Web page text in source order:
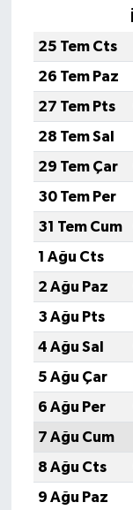
25 Tem Cts
26 Tem Paz
27 Tem Pts
28 Tem Sal
29 Tem Çar
30 Tem Per
31 Tem Cum
1 Ağu Cts
2 Ağu Paz
3 Ağu Pts
4 Ağu Sal
5 Ağu Çar
6 Ağu Per
7 Ağu Cum
8 Ağu Cts
9 Ağu Paz